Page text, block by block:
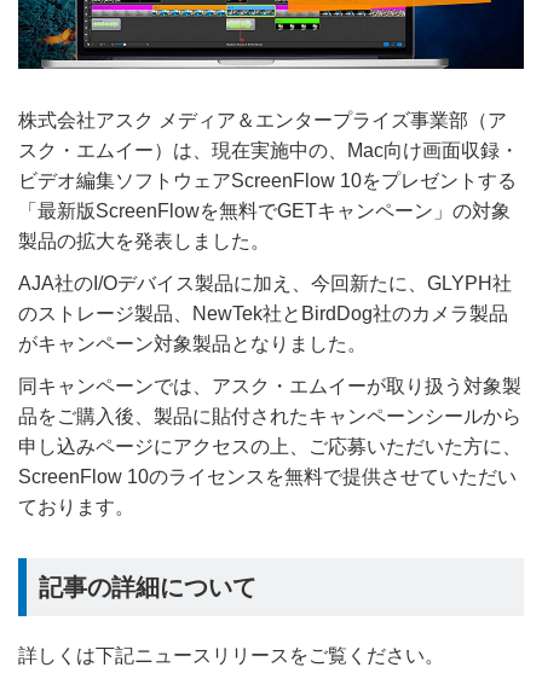
株式会社アスク メディア＆エンタープライズ事業部（ア
スク・エムイー）は、現在実施中の、Mac向け画面収録・
ビデオ編集ソフトウェアScreenFlow 10をプレゼントする
「最新版ScreenFlowを無料でGETキャンペーン」の対象
製品の拡大を発表しました。
AJA社のI/Oデバイス製品に加え、今回新たに、GLYPH社
のストレージ製品、NewTek社とBirdDog社のカメラ製品
がキャンペーン対象製品となりました。
同キャンペーンでは、アスク・エムイーが取り扱う対象製
品をご購入後、製品に貼付されたキャンペーンシールから
申し込みページにアクセスの上、ご応募いただいた方に、
ScreenFlow 10のライセンスを無料で提供させていただい
ております。
記事の詳細について
詳しくは下記ニュースリリースをご覧ください。